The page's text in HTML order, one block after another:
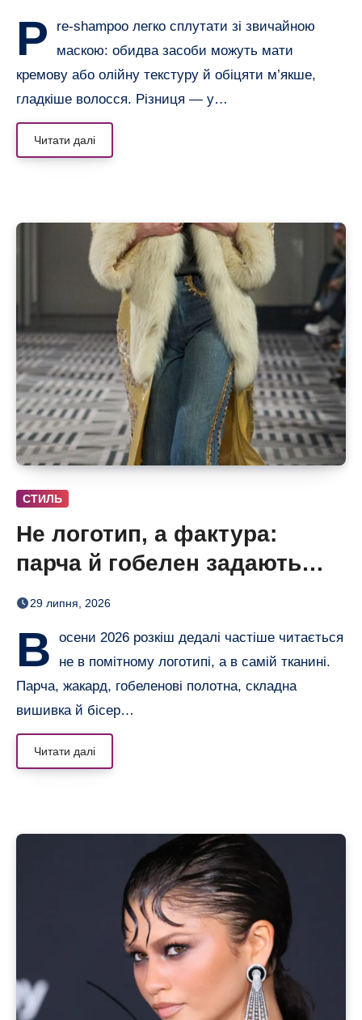
P
re-shampoo легко сплутати зі звичайною
маскою: обидва засоби можуть мати
кремову або олійну текстуру й обіцяти м’якше,
гладкіше волосся. Різниця — у…
Читати далі
СТИЛЬ
Не логотип, а фактура:
парча й гобелен задають
нову розкіш осені
29 липня, 2026
В
осени 2026 розкіш дедалі частіше читається
не в помітному логотипі, а в самій тканині.
Парча, жакард, гобеленові полотна, складна
вишивка й бісер…
Читати далі